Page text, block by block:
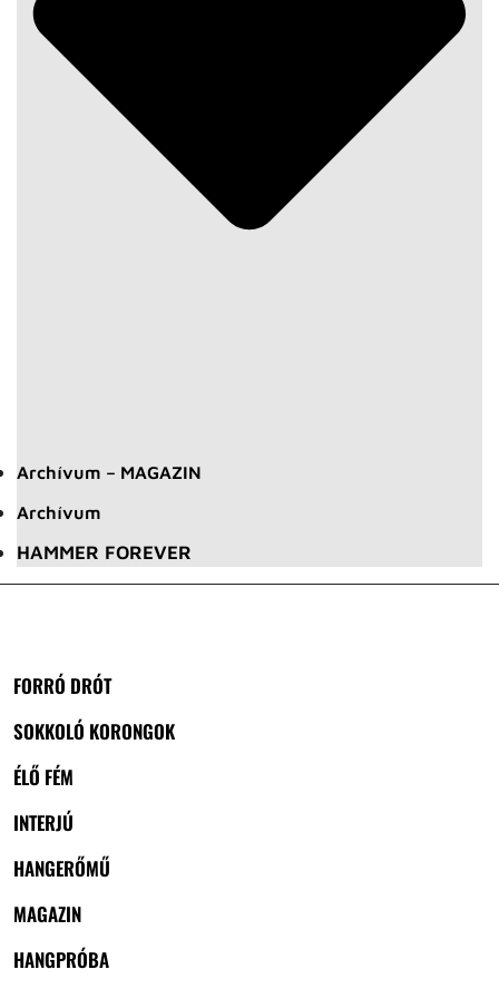
Archívum – MAGAZIN
Archívum
HAMMER FOREVER
FORRÓ DRÓT
SOKKOLÓ KORONGOK
ÉLŐ FÉM
INTERJÚ
HANGERŐMŰ
MAGAZIN
HANGPRÓBA